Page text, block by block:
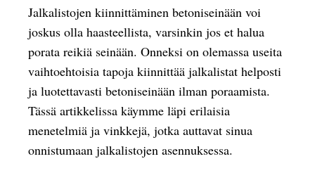
Jalkalistojen kiinnittäminen betoniseinään voi
joskus olla haasteellista, varsinkin jos et halua
porata reikiä seinään. Onneksi on olemassa useita
vaihtoehtoisia tapoja kiinnittää jalkalistat helposti
ja luotettavasti betoniseinään ilman poraamista.
Tässä artikkelissa käymme läpi erilaisia
menetelmiä ja vinkkejä, jotka auttavat sinua
onnistumaan jalkalistojen asennuksessa.